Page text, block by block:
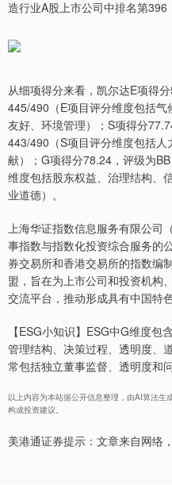
造行业A股上市公司中排名第396
从细项得分来看，凯尔达E项得
445/490（E项目评分维度包括
友好、环境管理）；S项得分
443/490（S项目评分维度包括
献）；G项得分78.24，评级为
维度包括股东权益、治理结构、
业道德）。
上海华证指数信息服务有限公司
事指数与指数化投资综合服务的
券交易所和香港交易所的指数编
盟，旨在为上市公司和投资机构
交流平台，推动形成具有中国特
【ESG小知识】ESG中G维度
管理结构、决策过程、透明度、
常包括独立董事监督、透明度和问
以上内容为本站据公开信息整理，由AI算法
构成投资建议。
美港通证券提示：文章来自网络